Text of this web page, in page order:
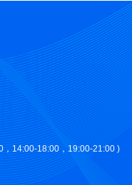
，14:00-18:00，19:00-21:00 )